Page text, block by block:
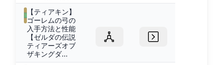
【ティアキン】
ゴーレムの弓の
入手方法と性能
【ゼルダの伝説
ティアーズオブ
ザキングダ...